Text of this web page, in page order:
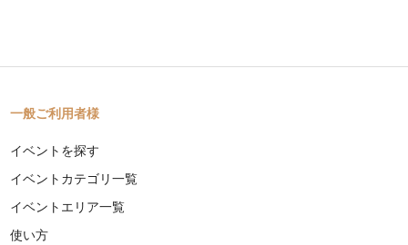
一般ご利用者様
イベントを探す
イベントカテゴリ一覧
イベントエリア一覧
使い方